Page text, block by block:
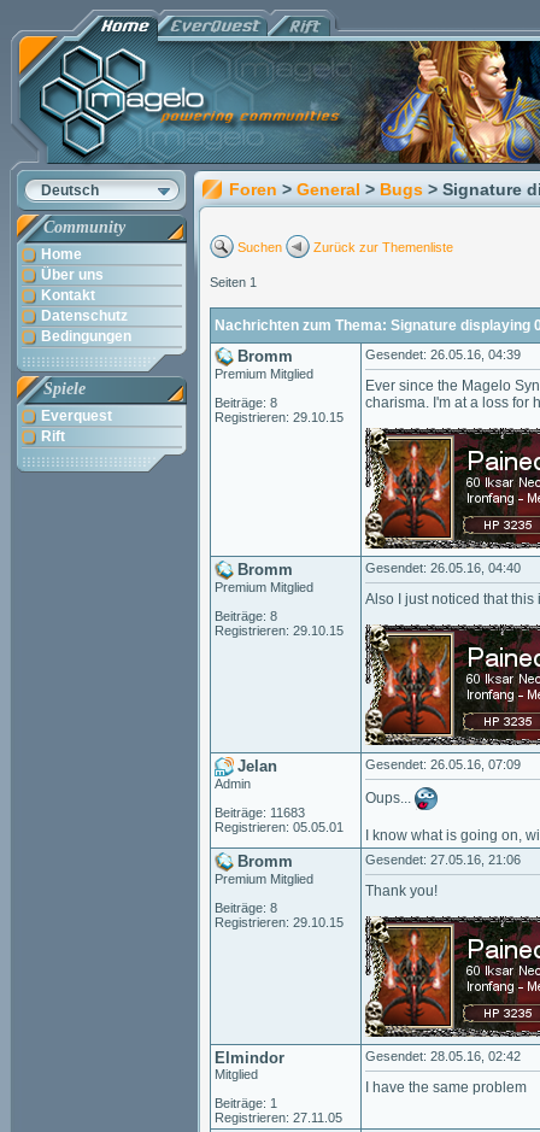
Deutsch
Community
Home
Über uns
Kontakt
Datenschutz
Bedingungen
Spiele
Everquest
Rift
Foren > General > Bugs > Signature
Suchen Zurück zur Themenliste
Seiten 1
Nachrichten zum Thema: Signature displaying
Bromm
Premium Mitglied
Beiträge: 8
Registrieren: 29.10.15
Gesendet: 26.05.16, 04:39
Ever since the Magelo
charisma. I'm at a loss for
Bromm
Premium Mitglied
Beiträge: 8
Registrieren: 29.10.15
Gesendet: 26.05.16, 04:40
Also I just noticed that
Jelan
Admin
Beiträge: 11683
Registrieren: 05.05.01
Gesendet: 26.05.16, 07:09
Oups...
I know what is going on,
Bromm
Premium Mitglied
Beiträge: 8
Registrieren: 29.10.15
Gesendet: 27.05.16, 21:06
Thank you!
Elmindor
Mitglied
Beiträge: 1
Registrieren: 27.11.05
Gesendet: 28.05.16, 02:42
I have the same problem